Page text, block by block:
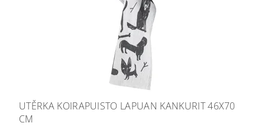
UTĚRKA KOIRAPUISTO LAPUAN KANKURIT 46X70
CM